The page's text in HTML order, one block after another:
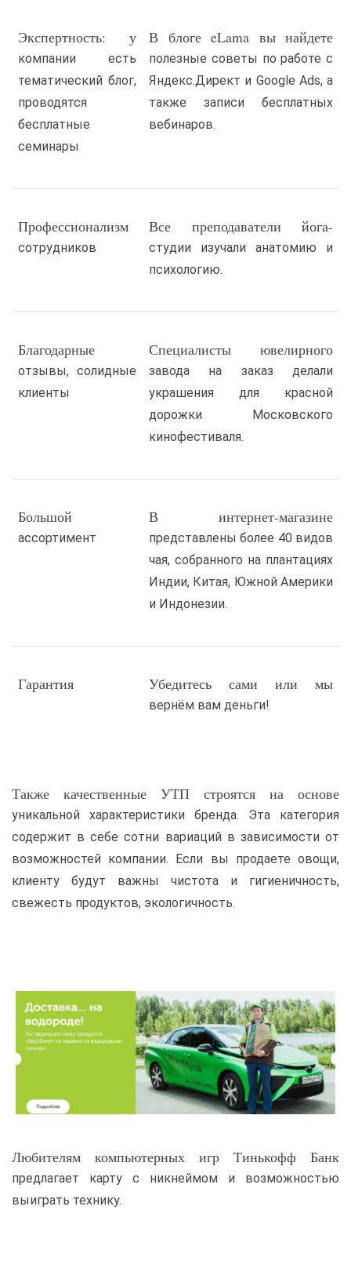
Экспертность: у
компании есть
тематический блог,
проводятся
бесплатные
семинары
В блоге eLama вы найдете
полезные советы по работе с
Яндекс.Директ и Google Ads, а
также записи бесплатных
вебинаров.
Профессионализм
сотрудников
Все преподаватели йога-
студии изучали анатомию и
психологию.
Благодарные
отзывы, солидные
клиенты
Специалисты ювелирного
завода на заказ делали
украшения для красной
дорожки Московского
кинофестиваля.
Большой
ассортимент
В интернет-магазине
представлены более 40 видов
чая, собранного на плантациях
Индии, Китая, Южной Америки
и Индонезии.
Гарантия Убедитесь сами или мы
вернём вам деньги!
Также качественные УТП строятся на основе
уникальной характеристики бренда. Эта категория
содержит в себе сотни вариаций в зависимости от
возможностей компании. Если вы продаете овощи,
клиенту будут важны чистота и гигиеничность,
свежесть продуктов, экологичность.
Любителям компьютерных игр Тинькофф Банк
предлагает карту с никнеймом и возможностью
выиграть технику.